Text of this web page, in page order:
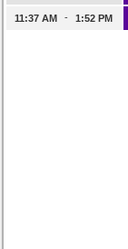
11:37 AM - 1:52 PM